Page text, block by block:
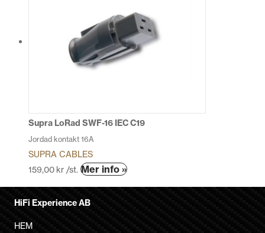
Supra LoRad SWF-16 IEC C19
Jordad kontakt 16A
SUPRA CABLES
159,00 kr /st. Mer info »
HiFi Experience AB
HEM